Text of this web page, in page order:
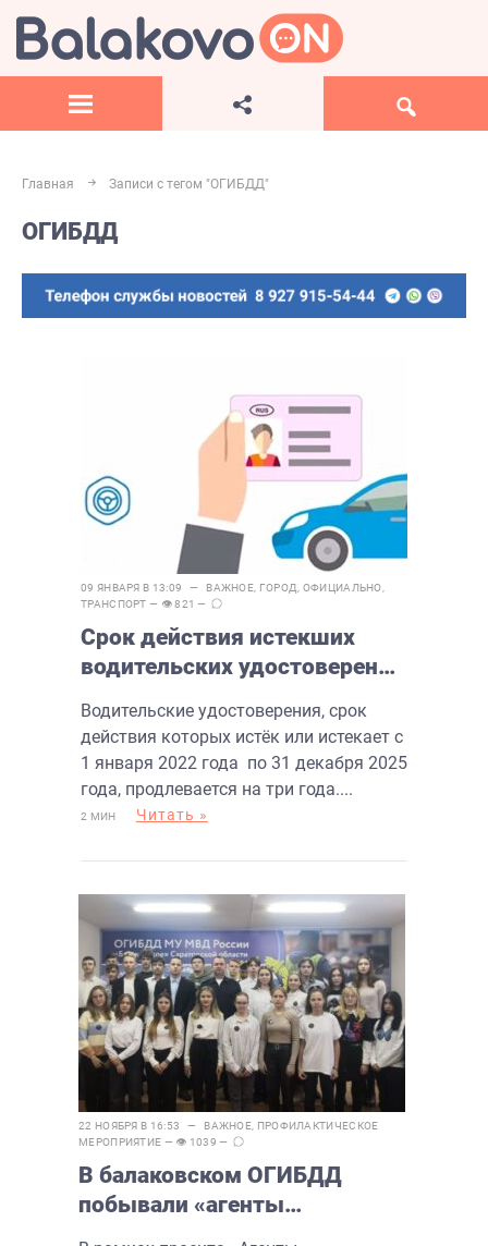
Главная Записи с тегом "ОГИБДД"
ОГИБДД
09 ЯНВАРЯ В 13:09 — ВАЖНОЕ ГОРОД ОФИЦИАЛЬНО
ТРАНСПОРТ — 👁 821 —
Срок действия истекших
водительских удостоверений
Водительские удостоверения, срок
действия которых истёк или истекает с
1 января 2022 года по 31 декабря 2025
года, продлевается на три года....
2 МИН Читать »
22 НОЯБРЯ В 16:53 — ВАЖНОЕ ПРОФИЛАКТИЧЕСКОЕ
МЕРОПРИЯТИЕ — 👁 1039 —
В балаковском ОГИБДД
побывали «агенты